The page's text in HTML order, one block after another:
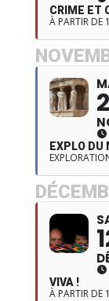
CRIME ET
À PARTIR DE
EXPLO DU
VIVA !
À PARTIR DE